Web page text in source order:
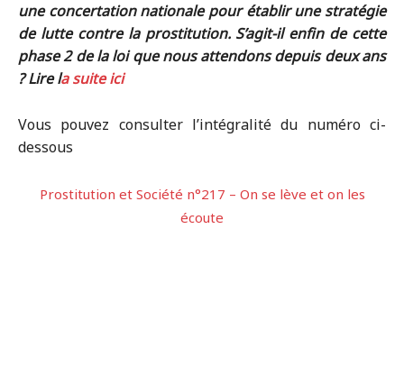
une concertation nationale pour établir une stratégie
de lutte contre la prostitution. S’agit-il enfin de cette
phase 2 de la loi que nous attendons depuis deux ans
? Lire la suite ici
Vous pouvez consulter l’intégralité du numéro ci-
dessous
Prostitution et Société n°217 – On se lève et on les
écoute